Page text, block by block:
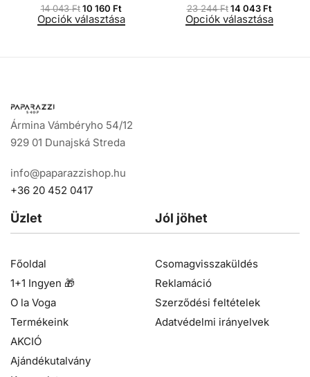
14 043Ft 10 160 Ft
Opciók választása
23 244Ft 14 043 Ft
Opciók választása
Ármina Vámbéryho 54/12
929 01 Dunajská Streda
info@paparazzishop.hu
+36 20 452 0417
Üzlet
Főoldal
1+1 Ingyen 🎁
O la Voga
Termékeink
AKCIÓ
Ajándékutalvány
Jól jöhet
Csomagvisszaküldés
Reklamáció
Szerződési feltételek
Adatvédelmi irányelvek